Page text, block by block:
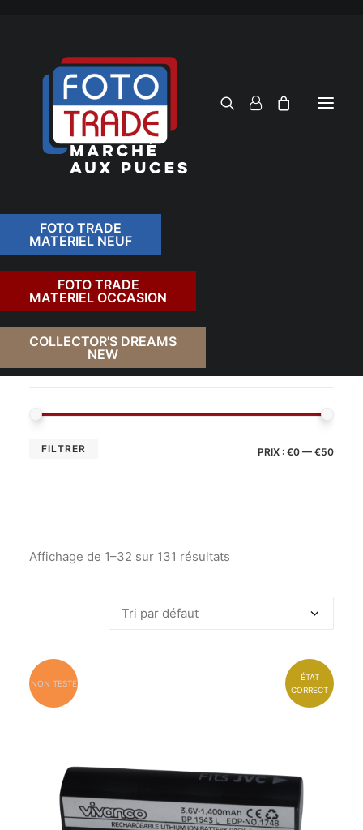
FOTO TRADE
MATERIEL NEUF
FOTO TRADE
MATERIEL OCCASION
COLLECTOR'S DREAMS
NEW
FILTRER PAR TARIF
FILTRER PRIX : €0 — €50
Affichage de 1–32 sur 131 résultats
NON TESTÉ
ÉTAT
CORRECT